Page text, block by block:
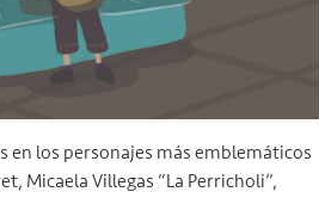
en los personajes más emblemáticos
Micaela Villegas “La Perricholi”,